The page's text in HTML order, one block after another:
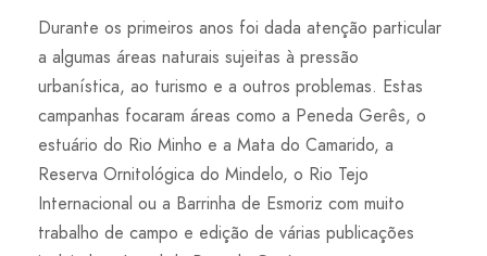
Durante os primeiros anos foi dada atenção particular
a algumas áreas naturais sujeitas à pressão
urbanística, ao turismo e a outros problemas. Estas
campanhas focaram áreas como a Peneda Gerês, o
estuário do Rio Minho e a Mata do Camarido, a
Reserva Ornitológica do Mindelo, o Rio Tejo
Internacional ou a Barrinha de Esmoriz com muito
trabalho de campo e edição de várias publicações